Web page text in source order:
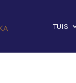
TUIS